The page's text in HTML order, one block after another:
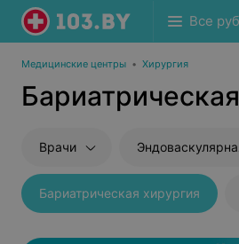
Все
Медицинские центры • Хирургия
Врачи
Бариатрическая хирургия